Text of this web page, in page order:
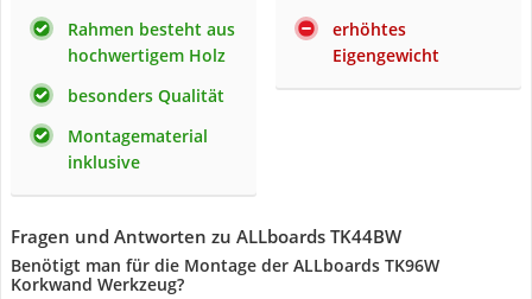
Rahmen besteht aus
hochwertigem Holz
besonders Qualität
Montagematerial
inklusive
erhöhtes
Eigengewicht
Fragen und Antworten zu ALLboards TK44BW
Benötigt man für die Montage der ALLboards TK96W
Korkwand Werkzeug?